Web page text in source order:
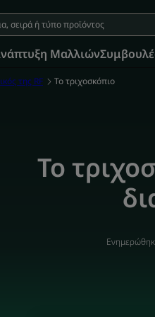
Μαλλιών
της RF Το τριχοσκόπιο
Το